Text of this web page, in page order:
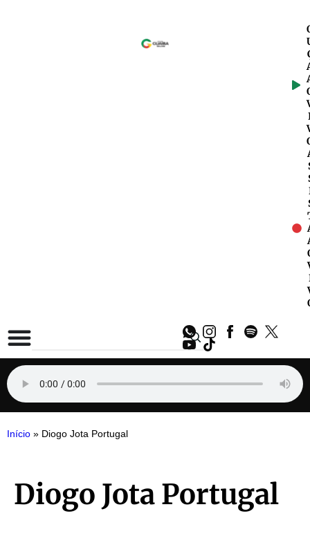
Início » Diogo Jota Portugal
Diogo Jota Portugal